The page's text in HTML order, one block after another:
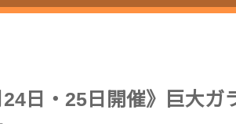
日・25日開催》巨大